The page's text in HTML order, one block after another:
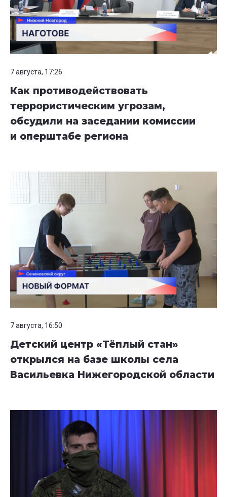
7 августа, 17:26
Как противодействовать
террористическим угрозам,
обсудили на заседании комиссии
и оперштабе региона
7 августа, 16:50
Детский центр «Тёплый стан»
открылся на базе школы села
Васильевка Нижегородской области